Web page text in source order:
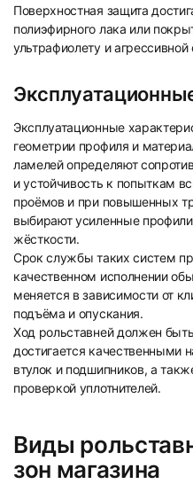
Поверхностная защита
полиэфирного лака или
ультрафиолету и агрессивной
Эксплуатационные
геометрии профиля и
ламелей определяют
и устойчивость к попыткам
проёмов и при повышенных
выбирают усиленные
жёсткости.
Срок службы таких систем
качественном исполнении
меняется в зависимости от
подъёма и опускания.
Ход рольставней должен
достигается
втулок и подшипников, а
проверкой уплотнителей.
Виды
зон магазина